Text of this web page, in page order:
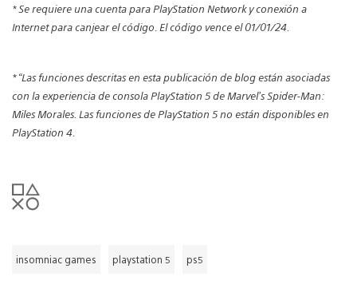
* Se requiere una cuenta para PlayStation Network y conexión a
Internet para canjear el código. El código vence el 01/01/24.
* “Las funciones descritas en esta publicación de blog están asociadas
con la experiencia de consola PlayStation 5 de Marvel’s Spider-Man:
Miles Morales. Las funciones de PlayStation 5 no están disponibles en
PlayStation 4.
insomniac games playstation 5 ps5